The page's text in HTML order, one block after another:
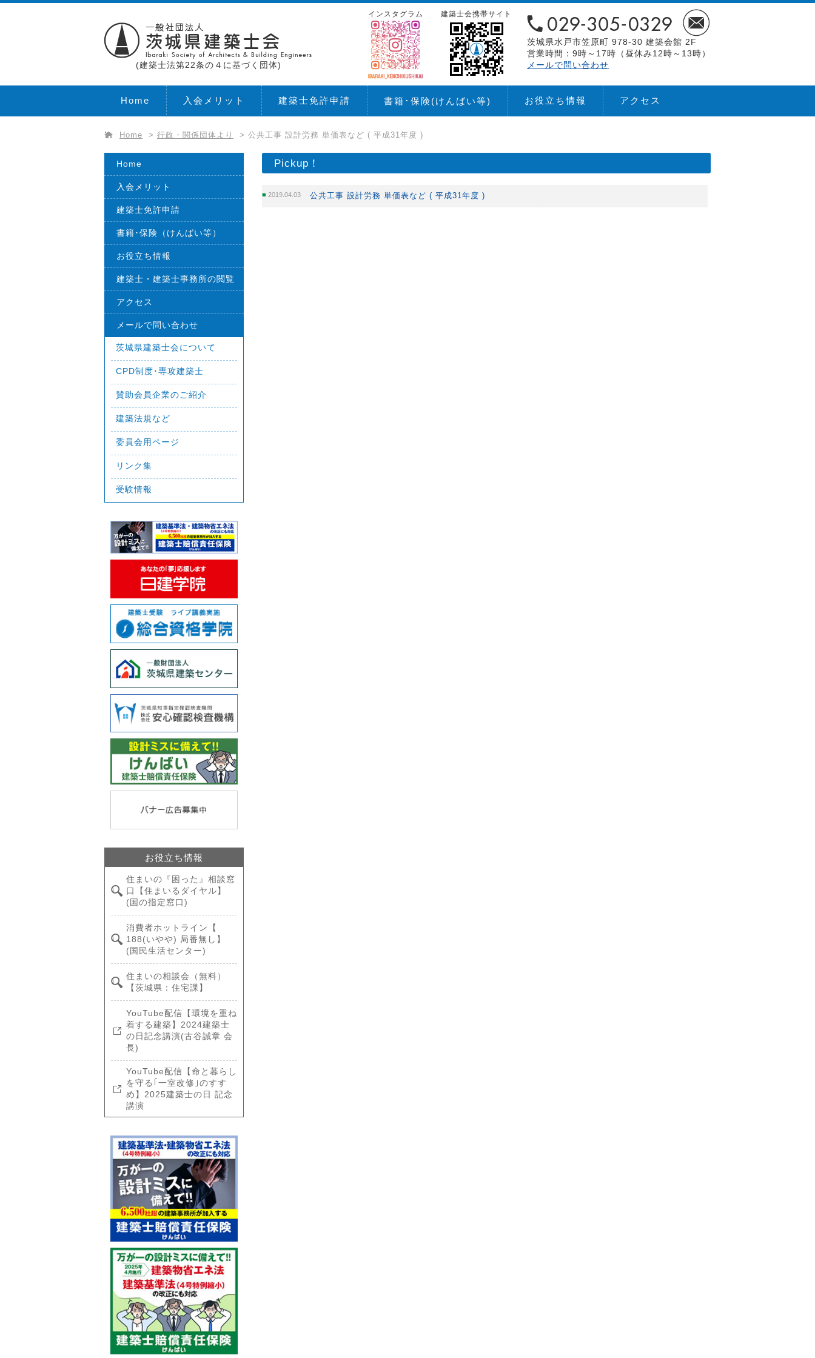
(建築士法第22条の４に基づく団体)
茨城県水戸市笠原町 978-30 建築会館 2F
営業時間：9時～17時（昼休み12時～13時）
メールで問い合わせ
建築士会携帯サイト
インスタグラム
Home 入会メリット 建築士免許申請 書籍･保険(けんばい等) お役立ち情報 アクセス
Home > 行政・関係団体より > 公共工事 設計労務 単価表など ( 平成31年度 )
Pickup！
2019.04.03 公共工事 設計労務 単価表など ( 平成31年度 )
Home
入会メリット
建築士免許申請
書籍･保険（けんばい等）
お役立ち情報
建築士・建築士事務所の閲覧
アクセス
メールで問い合わせ
茨城県建築士会について
CPD制度･専攻建築士
賛助会員企業のご紹介
建築法規など
委員会用ページ
リンク集
受験情報
お役立ち情報
住まいの『困った』相談窓
口【住まいるダイヤル】
(国の指定窓口)
消費者ホットライン【
188(いやや) 局番無し】
(国民生活センター)
住まいの相談会（無料）
【茨城県：住宅課】
YouTube配信【環境を重ね
着する建築】2024建築士
の日記念講演(古谷誠章 会
長)
YouTube配信【命と暮らし
を守る｢一室改修｣のすす
め】2025建築士の日 記念
講演